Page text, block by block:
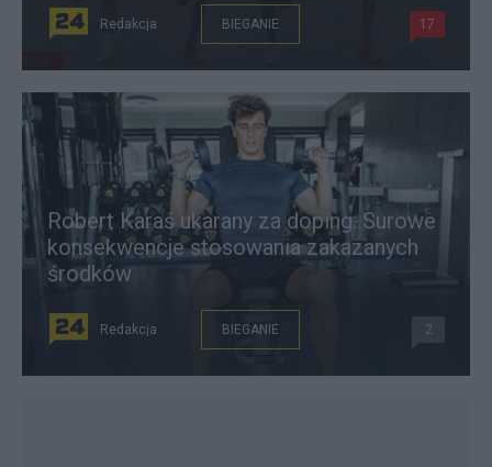
Redakcja BIEGANIE 17
Robert Karaś ukarany za doping. Surowe
konsekwencje stosowania zakazanych
środków
Redakcja BIEGANIE 2